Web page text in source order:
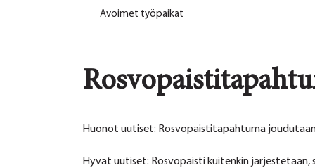
Avoimet työpaikat
Huonot uutiset: Rosvopaistitapahtuma
Hyvät uutiset: Rosvopaisti kuitenkin